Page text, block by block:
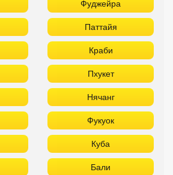
Фуджейра
Паттайя
Краби
Пхукет
Нячанг
Фукуок
Куба
Бали